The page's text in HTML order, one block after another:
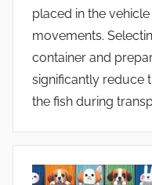
placed in the
movements.
container and
significantly reduce
the fish during